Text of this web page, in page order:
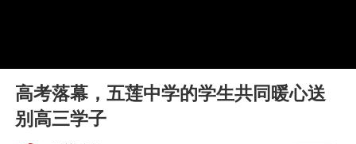
“不建议大家买深色蛋糕”
Play
高考落幕，五莲中学的学生共同暖心送
别高三学子